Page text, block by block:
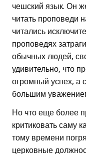
чешский язык. Он
читать проповеди
читались
проповедях
обычных людей,
удивительно, что
огромный успех, а
большим
Но что еще более
критиковать саму
тому времени
церковные